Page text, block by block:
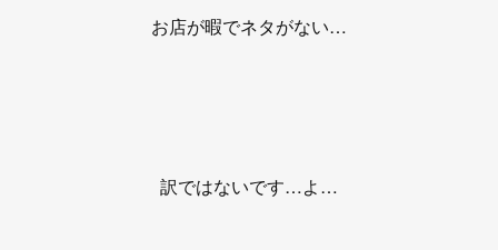
お店が暇でネタがない…
訳ではないです…よ…